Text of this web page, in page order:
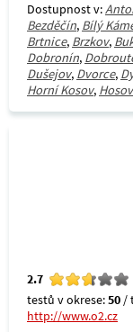
Dostupnost v:
Bezděčín, Bílý
Brtnice, Brzkov,
Dobronín,
Dušejov, Dvorce,
Horní Kosov, Hosov
2.7
testů v okrese:50 /
http://www.o2.cz